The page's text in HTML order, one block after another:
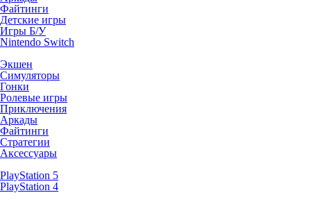
Файтинги
Детские игры
Игры Б/У
Nintendo Switch
Экшен
Симуляторы
Гонки
Ролевые игры
Приключения
Аркады
Файтинги
Стратегии
Аксессуары
PlayStation 5
PlayStation 4